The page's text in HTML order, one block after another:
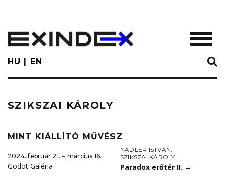
main
content
HU EN
SZIKSZAI KÁROLY
MINT KIÁLLÍTÓ MŰVÉSZ
2024. február 21. ‒ március 16.
Godot Galéria
NÁDLER ISTVÁN,
SZIKSZAI KÁROLY
Paradox erőtér II. →